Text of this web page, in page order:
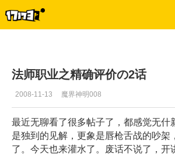
法师职业之精确评价の2话
2008-11-13 魔界神明008
最近无聊看了很多帖子了，都感觉无什
是独到的见解，更象是唇枪舌战的吵架
了。今天也来灌水了。废话不说了，